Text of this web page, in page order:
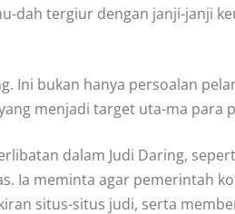
dah tergiur dengan janji-janji
Ini bukan hanya persoalan
menjadi target uta-ma para
dalam Judi Daring,
Ia meminta agar pemerintah
situs-situs judi, serta